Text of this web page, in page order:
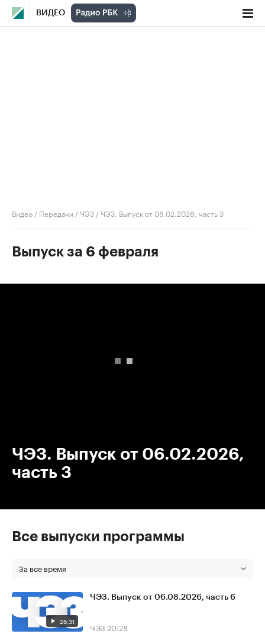
ВИДЕО
Видео / Передачи /ЧЭЗ /ЧЭЗ. Выпуск от 06.02.2026, часть 3
Выпуск за 6 февраля
ЧЭЗ. Выпуск от 06.02.2026,
часть 3
Все выпуски программы
За все время
26:31
ЧЭЗ. Выпуск от 06.08.2026, часть 6
ЧЭЗ 20:28